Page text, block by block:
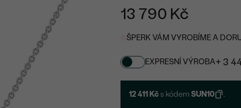
13 790 Kč
ŠPERK VÁM VYROBÍME A
EXPRESNÍ VÝROBA+ 3
12 411 Kč s kódemSUN10 .